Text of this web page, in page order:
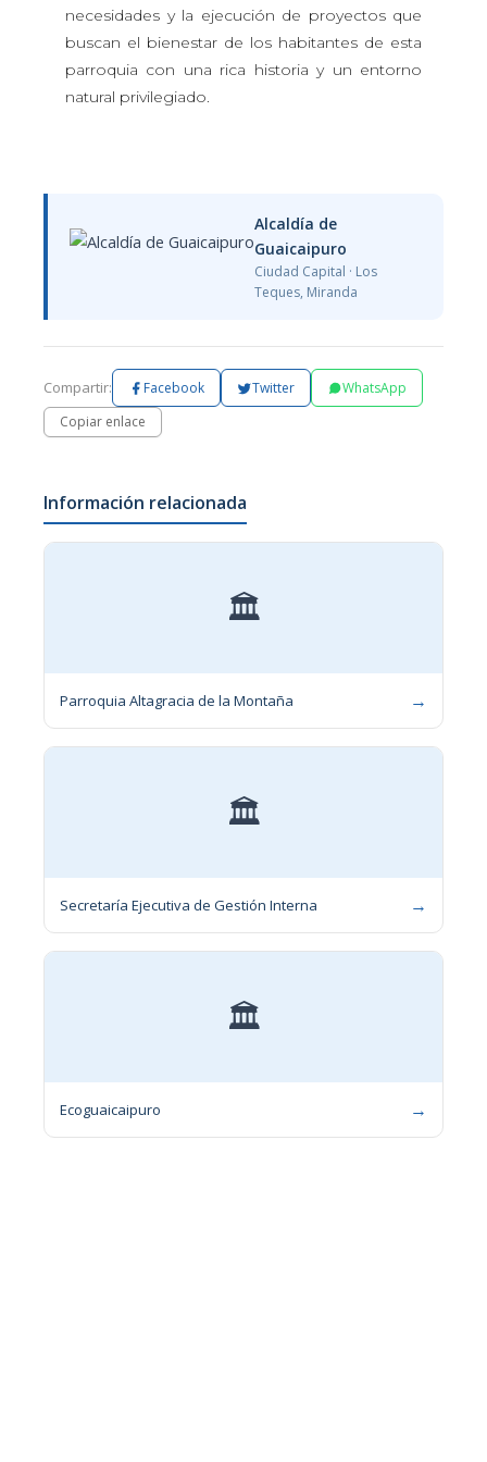
necesidades y la ejecución de proyectos que
buscan el bienestar de los habitantes de esta
parroquia con una rica historia y un entorno
natural privilegiado.
Alcaldía de
Guaicaipuro
Ciudad Capital · Los
Teques, Miranda
Compartir: Facebook Twitter
WhatsApp
Copiar enlace
Información relacionada
🏛
Parroquia Altagracia de la Montaña →
🏛
Secretaría Ejecutiva de Gestión Interna →
🏛
Ecoguaicaipuro →